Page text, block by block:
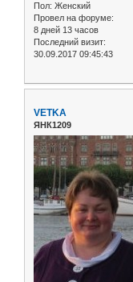
Пол: Женский
Провел на форуме:
8 дней 13 часов
Последний визит:
30.09.2017 09:45:43
VETKA
ЯНК1209